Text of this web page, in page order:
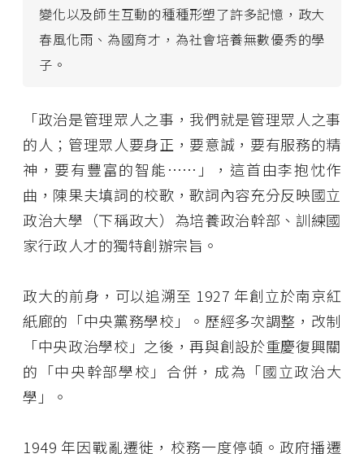
變化以及師生互動的種種形塑了許多記憶，政大
春風化雨、為國育才，為社會培養無數優秀的學
子。
「政治是管理眾人之事，我們就是管理眾人之事
的人；管理眾人要身正，要意誠，要有服務的精
神，要有豐富的智能……」，這首由李抱忱作
曲，陳果夫填詞的校歌，歌詞內容充分反映國立
政治大學（下稱政大）為培養政治幹部、訓練國
家行政人才的獨特創辦宗旨。
政大的前身，可以追溯至 1927 年創立於南京紅
紙廊的「中央黨務學校」。歷經多次調整，改制
「中央政治學校」之後，再與創設於重慶復興關
的「中央幹部學校」合併，成為「國立政治大
學」。
1949 年因戰亂遷徙，校務一度停頓。政府播遷